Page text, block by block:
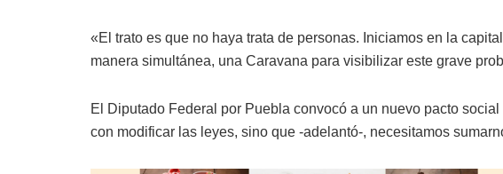
«El trato es que no haya trata de personas. Iniciamos en la
manera simultánea, una Caravana para visibilizar este grave
El Diputado Federal por Puebla convocó a un nuevo pacto
con modificar las leyes, sino que -adelantó-, necesitamos